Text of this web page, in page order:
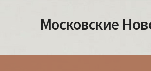
Московские